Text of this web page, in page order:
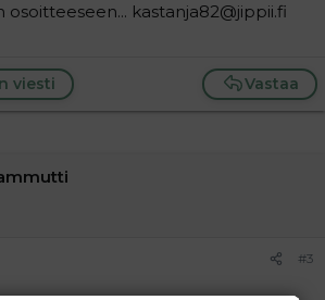
osoitteeseen... kastanja82@jippii.fi
Vastaa
viesti
#3